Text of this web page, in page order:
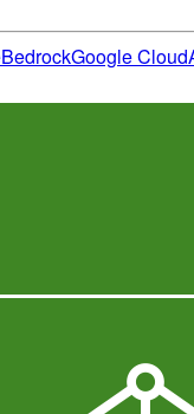
BedrockGoogle Cloud